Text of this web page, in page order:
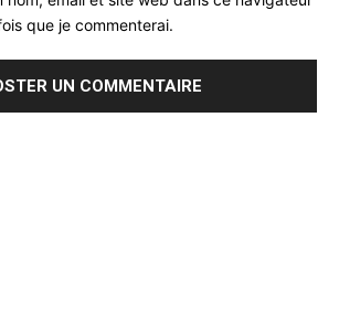
que je commenterai.